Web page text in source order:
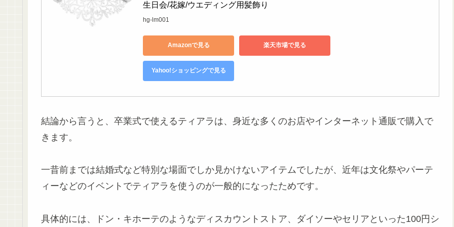
生日会/花嫁/ウエディング用髪飾り
hg-lm001
Amazonで見る 楽天市場で見る
Yahoo!ショッピングで見る
結論から言うと、卒業式で使えるティアラは、身近な多くのお店やインターネット通販で購入で
きます。
一昔前までは結婚式など特別な場面でしか見かけないアイテムでしたが、近年は文化祭やパーテ
ィーなどのイベントでティアラを使うのが一般的になったためです。
具体的には、ドン・キホーテのようなディスカウントストア、ダイソーやセリアといった100円シ